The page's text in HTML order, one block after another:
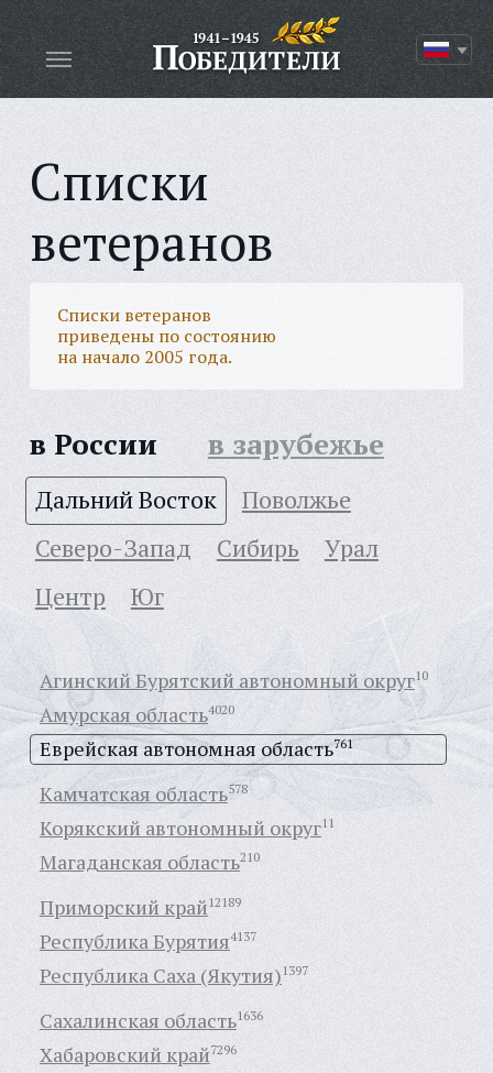
Списки
ветеранов
Списки ветеранов
приведены по состоянию
на начало 2005 года.
в России в зарубежье
Дальний Восток
Поволжье
Северо-Запад
Сибирь
Урал
Центр
Юг
Агинский Бурятский автономный округ10
Амурская область4020
Еврейская автономная область761
Камчатская область578
Корякский автономный округ11
Магаданская область210
Приморский край12189
Республика Бурятия4137
Республика Саха (Якутия)1397
Сахалинская область1636
Хабаровский край7296